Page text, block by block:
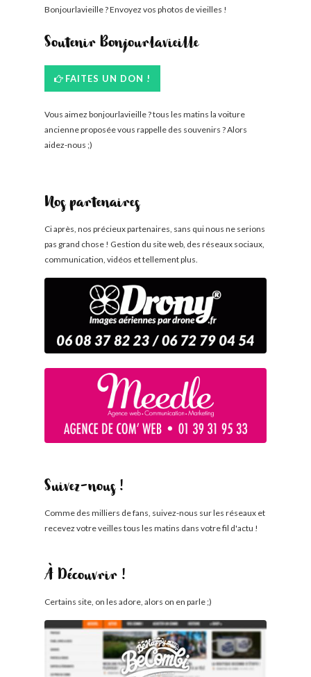
Bonjourlavieille ? Envoyez vos photos de vieilles !
Soutenir Bonjourlavieille
FAITES UN DON !
Vous aimez bonjourlavieille ? tous les matins la voiture
ancienne proposée vous rappelle des souvenirs ? Alors
aidez-nous ;)
Nos partenaires
Ci après, nos précieux partenaires, sans qui nous ne serions
pas grand chose ! Gestion du site web, des réseaux sociaux,
communication, vidéos et tellement plus.
Suivez-nous !
Comme des milliers de fans, suivez-nous sur les réseaux et
recevez votre veilles tous les matins dans votre fil d'actu !
À Découvrir !
Certains site, on les adore, alors on en parle ;)